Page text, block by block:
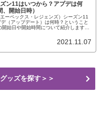
ン11はいつから？アプデは何
開始日時）
ーペックス・レジェンズ）シーズン11
（アップデート）は何時？ということ
始日や開始時間について紹介します。
2021.11.07
ッズを探す＞＞